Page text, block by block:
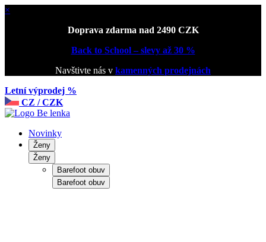
×
Doprava zdarma nad 2490 CZK
Back to School – slevy až 30 %
Navštivte nás v kamenných prodejnách
Letní výprodej %
CZ / CZK
Novinky
Ženy
Ženy
Barefoot obuv
Barefoot obuv